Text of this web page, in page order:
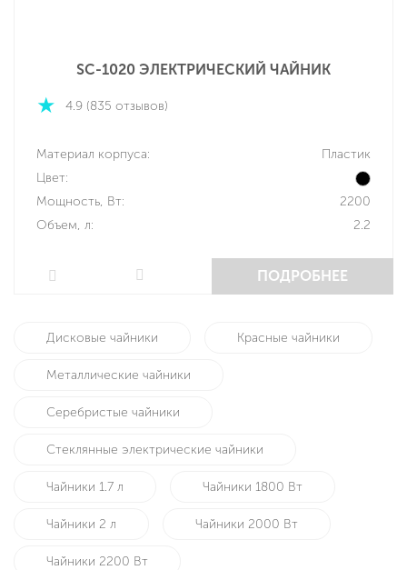
SC-1020 ЭЛЕКТРИЧЕСКИЙ ЧАЙНИК
4.9 (835 отзывов)
Материал корпуса:
Пластик
Цвет:
Мощность, Вт:
2200
Объем, л:
2.2
ПОДРОБНЕЕ
Дисковые чайники Красные чайники
Металлические чайники
Серебристые чайники
Стеклянные электрические чайники
Чайники 1.7 л Чайники 1800 Вт
Чайники 2 л Чайники 2000 Вт
Чайники 2200 Вт